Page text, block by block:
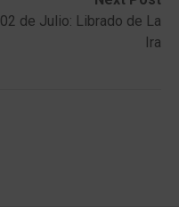
02 de Julio: Librado de La
Ira